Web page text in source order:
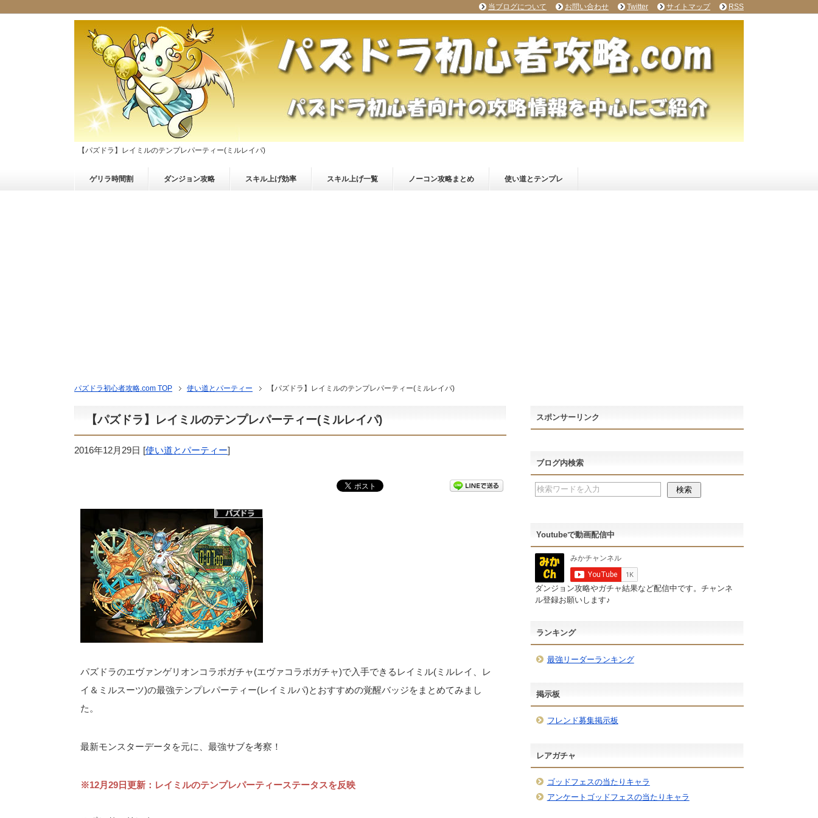
【パズドラ】レイミルのテンプレパーティー(ミルレイパ)
ゲリラ時間割 ダンジョン攻略 スキル上げ効率 スキル上げ一覧 ノーコン攻略まとめ 使い道とテンプレ
パズドラ初心者攻略.com TOP 使い道とパーティー 【パズドラ】レイミルのテンプレパーティー(ミルレイパ)
【パズドラ】レイミルのテンプレパーティー(ミルレイパ)
2016年12月29日 [使い道とパーティー]
パズドラのエヴァンゲリオンコラボガチャ(エヴァコラボガチャ)で入手できるレイミル(ミルレイ、レ
イ＆ミルスーツ)の最強テンプレパーティー(レイミルパ)とおすすめの覚醒バッジをまとめてみまし
た。
最新モンスターデータを元に、最強サブを考察！
※12月29日更新：レイミルのテンプレパーティーステータスを反映
スポンサーリンク
ブログ内検索
Youtubeで動画配信中
ダンジョン攻略やガチャ結果など配信中です。チャンネ
ル登録お願いします♪
ランキング
最強リーダーランキング
掲示板
フレンド募集掲示板
レアガチャ
ゴッドフェスの当たりキャラ
アンケートゴッドフェスの当たりキャラ
当ブログについて お問い合わせ Twitter サイトマップ RSS